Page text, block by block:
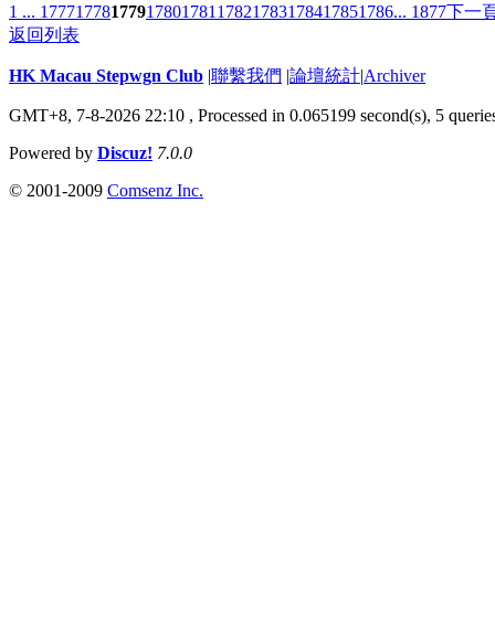
1 ... 17771778177917801781 17821783178417851786... 1877下一
返回列表
HK Macau Stepwgn Club |聯繫我們 |論壇統計|Archiver
GMT+8, 7-8-2026 22:10 , Processed in 0.065199 second(s), 5
Powered by Discuz! 7.0.0
© 2001-2009 Comsenz Inc.